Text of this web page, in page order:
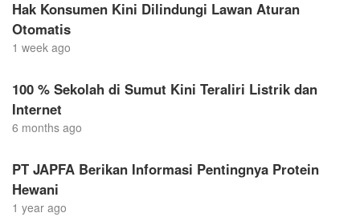
Hak Konsumen Kini Dilindungi Lawan Aturan
Otomatis
1 week ago
100 % Sekolah di Sumut Kini Teraliri Listrik dan
Internet
6 months ago
PT JAPFA Berikan Informasi Pentingnya Protein
Hewani
1 year ago